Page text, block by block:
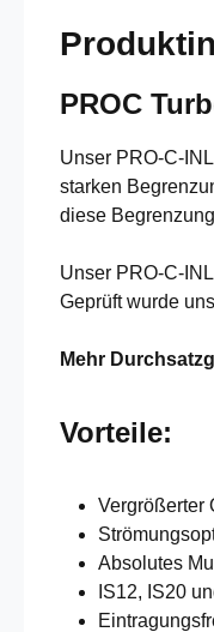
PROC
Unser PRO-C-
starken
diese
Unser PRO-C-
Geprüft wurde
Mehr
Vorteile:
Vergrößerter
Absolutes
IS12, IS20